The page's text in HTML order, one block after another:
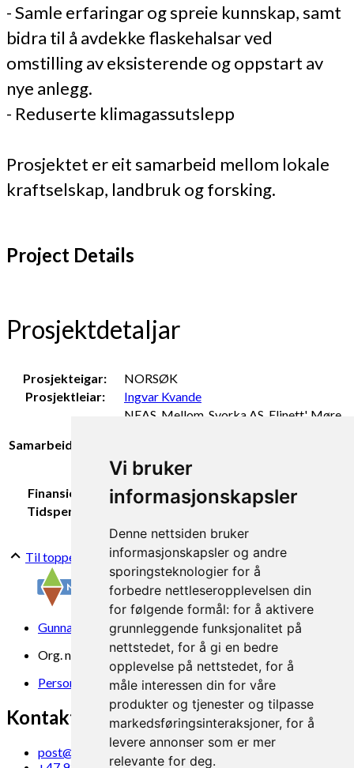
Vi bruker
informasjonskapsler
Denne nettsiden bruker
informasjonskapsler og andre
sporingsteknologier for å
forbedre nettleseropplevelsen din
for følgende formål: for å aktivere
grunnleggende funksjonalitet på
nettstedet, for å gi en bedre
opplevelse på nettstedet, for å
måle interessen din for våre
produkter og tjenester og tilpasse
markedsføringsinteraksjoner, for å
levere annonser som er mer
relevante for deg.
- Samle erfaringar og spreie kunnskap, samt
bidra til å avdekke flaskehalsar ved
omstilling av eksisterende og oppstart av
nye anlegg.
- Reduserte klimagassutslepp
Prosjektet er eit samarbeid mellom lokale
kraftselskap, landbruk og forsking.
Project Details
Prosjektdetaljar
Prosjekteigar:
NORSØK
Prosjektleiar:
Ingvar Kvande
Samarbeidspartar:
NEAS, Mellom, Svorka AS, Elinett', Møre
landbruksrådgiving og Statsforvalteren i
Møre og Romsdal
Finansiering:
Møre og Romsdal Fylkeskommune
Tidsperiode:
Til toppen
Gunnars veg 6, 6630 Tingvoll
Org. nr. 969 840 383
Personvern
Kontakt oss
post@norsok.no